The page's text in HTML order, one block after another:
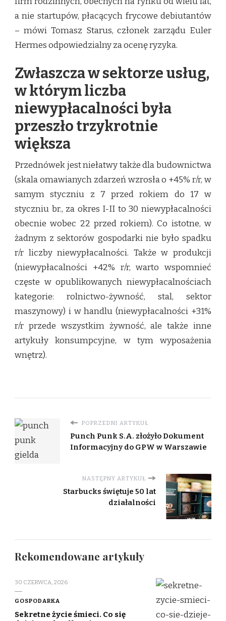
a nie startupów, płacących frycowe debiutantów
– mówi Tomasz Starus, członek zarządu Euler
Hermes odpowiedzialny za ocenę ryzyka.
Zwłaszcza w sektorze usług,
w którym liczba
niewypłacalności była
przeszło trzykrotnie
większa
Przednówek jest niełatwy także dla budownictwa
(skala omawianych zdarzeń wzrosła o +45% r/r, w
samym styczniu z 7 przed rokiem do 17 w
styczniu br., za okres I-II to 30 niewypłacalności
obecnie wobec 22 przed rokiem). Co istotne, w
żadnym z sektorów gospodarki nie było spadku
r/r liczby niewypłacalności. Także w produkcji
(niewypłacalności +42% r/r, warto wspomnieć
częste w opublikowanych niewypłacalnościach
kategorie: rolnictwo-żywność, stal, sektor
maszynowy) i w handlu (niewypłacalności +31%
r/r przede wszystkim żywność, ale także inne
artykuły konsumpcyjne, w tym wyposażenia
wnętrz).
POPRZEDNI ARTYKUŁ
Punch Punk S.A. złożyło Dokument
Informacyjny do GPW w Warszawie
NASTĘPNY ARTYKUŁ
Starbucks świętuje 50 lat
działalności
Rekomendowane artykuły
30 CZERWCA, 2026
GOSPODARKA
Sekretne życie śmieci. Co się